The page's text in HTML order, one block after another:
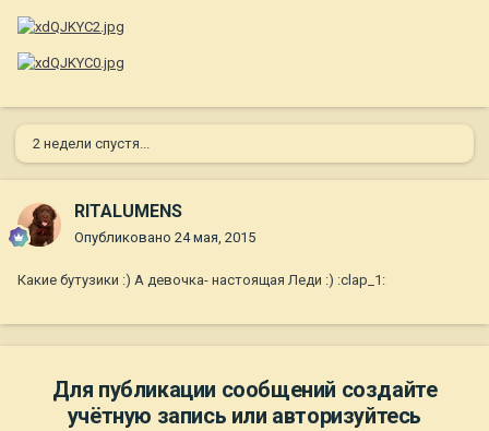
2 недели спустя...
RITALUMENS
Опубликовано 24 мая, 2015
Какие бутузики :) А девочка- настоящая Леди :) :clap_1:
Для публикации сообщений создайте
учётную запись или авторизуйтесь